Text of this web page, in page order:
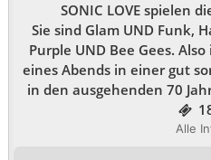
SONIC LOVE spielen
Sie sind Glam UND Funk,
Purple UND Bee Gees.
eines Abends in einer gut
in den ausgehenden 70
Alle